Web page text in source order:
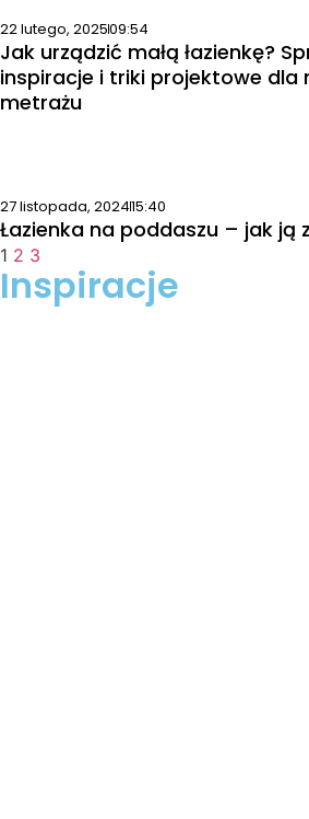
22 lutego, 202509:54
Jak urządzić małą łazienkę?
inspiracje i triki projektowe dla
metrażu
27 listopada, 202415:40
Łazienka na poddaszu – jak ją
1 2 3
Inspiracje